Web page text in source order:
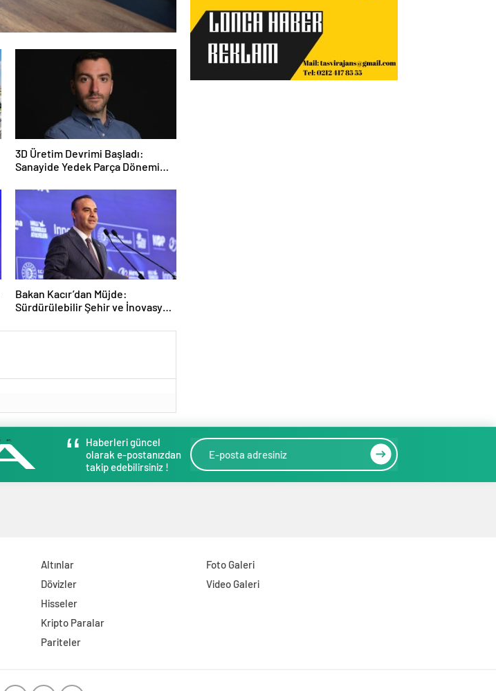
3D Üretim Devrimi Başladı:
Sanayide Yedek Parça Dönemi
Bakan Kacır’dan Müjde:
Sürdürülebilir Şehir ve İnovasyon
Haberleri güncel
olarak e-postanızdan
takip edebilirsiniz !
Altınlar
Dövizler
Hisseler
Kripto Paralar
Pariteler
Foto Galeri
Video Galeri